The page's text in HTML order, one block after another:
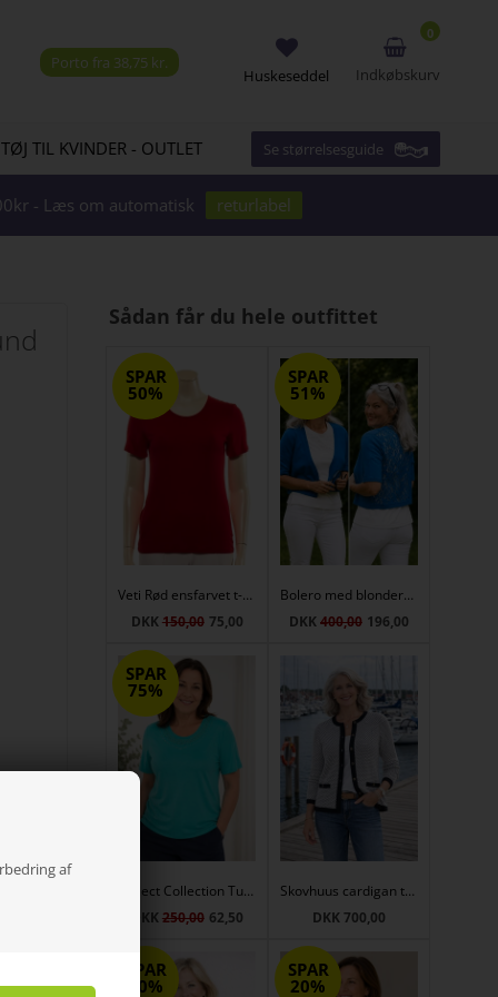
af
Porto fra 38,75 kr.
0
Indkøbskurv
Huskeseddel
TIL KVINDER - OUTLET Se størrelsesguide
- Læs om automatisk returlabel
Sådan får du hele outfittet
SPAR
50%
Veti Rød ensfarvet t-shirt
DKK150,00 75,00
SPAR
51%
Bolero med blonderyg i blå
DKK400,00 196,00
SPAR
75%
Reflect Collection Turkis T-shirt med rund hals og broderi
DKK 250,00 62,50
Skovhuus cardigan til damer i sort og hvid med knapper
DKK 700,00
SPAR
20%
SPAR
20%